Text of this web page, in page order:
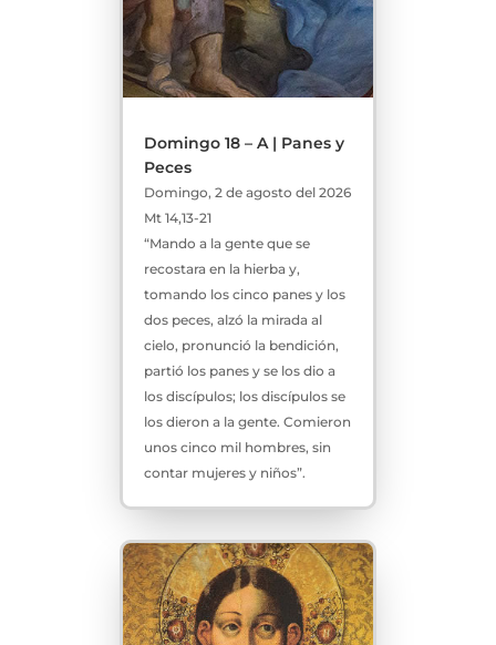
Domingo 18 – A | Panes y
Peces
Domingo, 2 de agosto del 2026
Mt 14,13-21
“Mando a la gente que se
recostara en la hierba y,
tomando los cinco panes y los
dos peces, alzó la mirada al
cielo, pronunció la bendición,
partió los panes y se los dio a
los discípulos; los discípulos se
los dieron a la gente. Comieron
unos cinco mil hombres, sin
contar mujeres y niños”.